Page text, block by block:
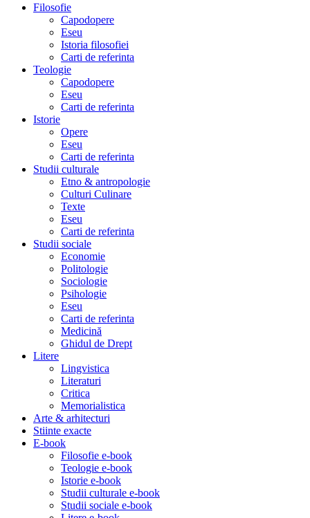
Filosofie
Capodopere
Eseu
Istoria filosofiei
Carti de referinta
Teologie
Capodopere
Eseu
Carti de referinta
Istorie
Opere
Eseu
Carti de referinta
Studii culturale
Etno & antropologie
Culturi Culinare
Texte
Eseu
Carti de referinta
Studii sociale
Economie
Politologie
Sociologie
Psihologie
Eseu
Carti de referinta
Medicină
Ghidul de Drept
Litere
Lingvistica
Literaturi
Critica
Memorialistica
Arte & arhitecturi
Stiinte exacte
E-book
Filosofie e-book
Teologie e-book
Istorie e-book
Studii culturale e-book
Studii sociale e-book